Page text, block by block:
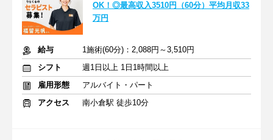
OK！◎最高収入3510円（60分）平均月収33
万円
給与
1施術(60分)：2,088円～3,510円
シフト
週1日以上 1日1時間以上
雇用形態
アルバイト・パート
アクセス
南小倉駅 徒歩10分